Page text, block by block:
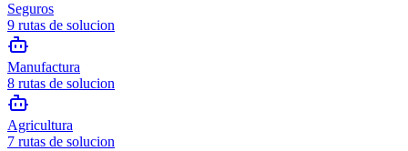
Seguros
9 rutas de solucion
Manufactura
8 rutas de solucion
Agricultura
7 rutas de solucion